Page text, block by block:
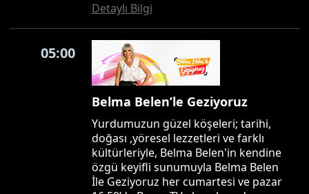
Detaylı Bilgi
05:00
Belma Belen’le Geziyoruz
Yurdumuzun güzel köşeleri; tarihi,
doğası ,yöresel lezzetleri ve farklı
kültürleriyle, Belma Belen'in kendine
özgü keyifli sunumuyla Belma Belen
İle Geziyoruz her cumartesi ve pazar